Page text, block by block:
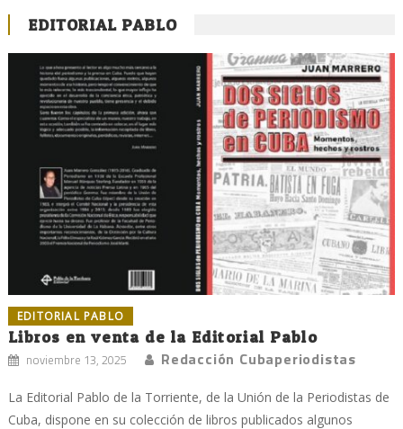
EDITORIAL PABLO
EDITORIAL PABLO
Libros en venta de la Editorial Pablo
noviembre 13, 2025 Redacción Cubaperiodistas
La Editorial Pablo de la Torriente, de la Unión de la Periodistas de
Cuba, dispone en su colección de libros publicados algunos